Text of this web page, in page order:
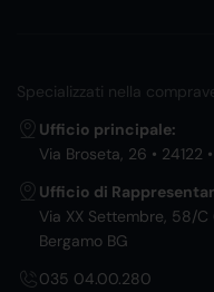
Specializzati nella
Ufficio principale:
Via Broseta, 26 • 24122
Ufficio di
Via XX Settembre, 58/C
Bergamo BG
035 04.00.280